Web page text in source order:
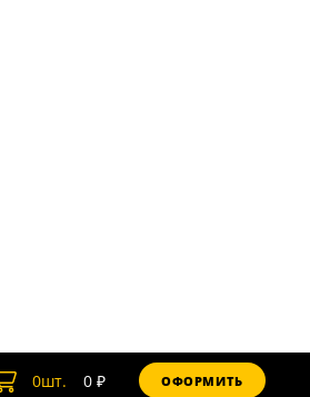
0шт. 0₽ ОФОРМИТЬ